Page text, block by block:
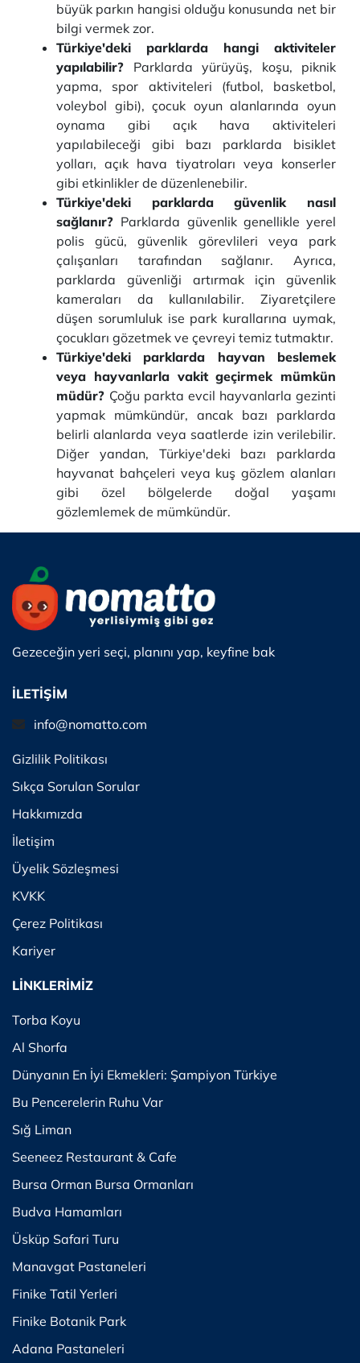
büyük parkın hangisi olduğu konusunda net bir
bilgi vermek zor.
Türkiye'deki parklarda hangi aktiviteler
yapılabilir? Parklarda yürüyüş, koşu, piknik
yapma, spor aktiviteleri (futbol, basketbol,
voleybol gibi), çocuk oyun alanlarında oyun
oynama gibi açık hava aktiviteleri
yapılabileceği gibi bazı parklarda bisiklet
yolları, açık hava tiyatroları veya konserler
gibi etkinlikler de düzenlenebilir.
Türkiye'deki parklarda güvenlik nasıl
sağlanır? Parklarda güvenlik genellikle yerel
polis gücü, güvenlik görevlileri veya park
çalışanları tarafından sağlanır. Ayrıca,
parklarda güvenliği artırmak için güvenlik
kameraları da kullanılabilir. Ziyaretçilere
düşen sorumluluk ise park kurallarına uymak,
çocukları gözetmek ve çevreyi temiz tutmaktır.
Türkiye'deki parklarda hayvan beslemek
veya hayvanlarla vakit geçirmek mümkün
müdür? Çoğu parkta evcil hayvanlarla gezinti
yapmak mümkündür, ancak bazı parklarda
belirli alanlarda veya saatlerde izin verilebilir.
Diğer yandan, Türkiye'deki bazı parklarda
hayvanat bahçeleri veya kuş gözlem alanları
gibi özel bölgelerde doğal yaşamı
gözlemlemek de mümkündür.
Gezeceğin yeri seçi, planını yap, keyfine bak
İLETİŞİM
info@nomatto.com
Gizlilik Politikası
Sıkça Sorulan Sorular
Hakkımızda
İletişim
Üyelik Sözleşmesi
KVKK
Çerez Politikası
Kariyer
LİNKLERİMİZ
Torba Koyu
Al Shorfa
Dünyanın En İyi Ekmekleri: Şampiyon Türkiye
Bu Pencerelerin Ruhu Var
Sığ Liman
Seeneez Restaurant & Cafe
Bursa Orman Bursa Ormanları
Budva Hamamları
Üsküp Safari Turu
Manavgat Pastaneleri
Finike Tatil Yerleri
Finike Botanik Park
Adana Pastaneleri